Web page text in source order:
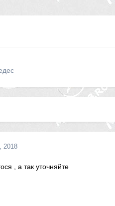
2018
, а так уточняйте